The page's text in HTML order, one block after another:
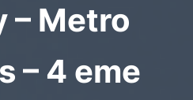
– Metro
– 4 eme